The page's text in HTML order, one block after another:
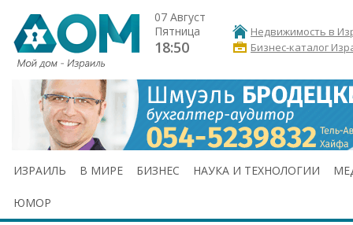
07 Август
Пятница
18:50
Недвижимость в
Бизнес-каталог
ИЗРАИЛЬ В МИРЕ БИЗНЕС НАУКА И ТЕХНОЛОГИИ
ЮМОР